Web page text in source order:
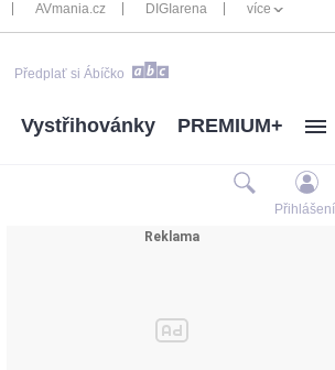
AVmania.cz DIGIarena více
Předplať si Ábíčko
Vystřihovánky PREMIUM+
Přihlášení